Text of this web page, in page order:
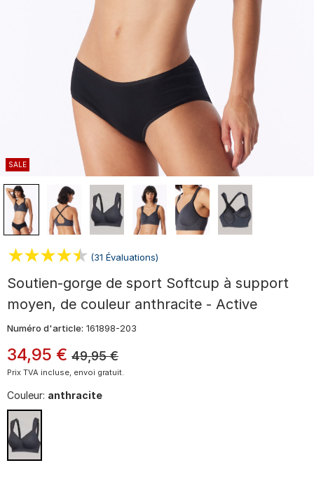
SALE
(31 Évaluations)
Soutien-gorge de sport Softcup à support
moyen, de couleur anthracite - Active
Numéro d'article: 161898-203
34,95 € 49,95 €
Prix TVA incluse, envoi gratuit.
Couleur: anthracite